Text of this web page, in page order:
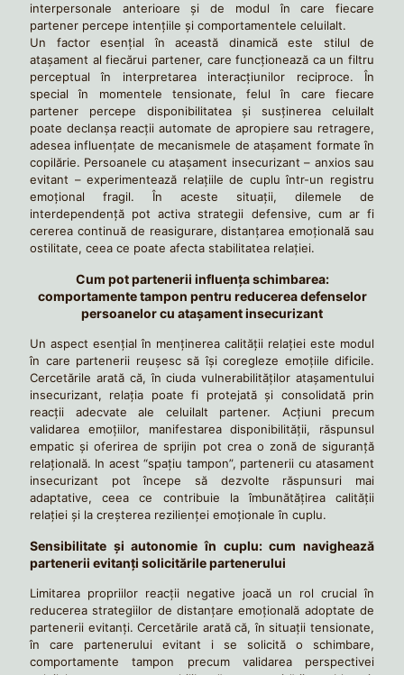
interpersonale anterioare și de modul în care fiecare
partener percepe intențiile și comportamentele celuilalt.
Un factor esențial în această dinamică este stilul de
atașament al fiecărui partener, care funcționează ca un filtru
perceptual în interpretarea interacțiunilor reciproce. În
special în momentele tensionate, felul în care fiecare
partener percepe disponibilitatea și susținerea celuilalt
poate declanșa reacții automate de apropiere sau retragere,
adesea influențate de mecanismele de atașament formate în
copilărie. Persoanele cu atașament insecurizant – anxios sau
evitant – experimentează relațiile de cuplu într-un registru
emoțional fragil. În aceste situații, dilemele de
interdependență pot activa strategii defensive, cum ar fi
cererea continuă de reasigurare, distanțarea emoțională sau
ostilitate, ceea ce poate afecta stabilitatea relației.
Cum pot partenerii influența schimbarea:
comportamente tampon pentru reducerea defenselor
persoanelor cu atașament insecurizant
Un aspect esențial în menținerea calității relației este modul
în care partenerii reușesc să îşi coregleze emoțiile dificile.
Cercetările arată că, în ciuda vulnerabilităților atașamentului
insecurizant, relația poate fi protejată și consolidată prin
reacții adecvate ale celuilalt partener. Acțiuni precum
validarea emoțiilor, manifestarea disponibilității, răspunsul
empatic și oferirea de sprijin pot crea o zonă de siguranță
relațională. In acest “spațiu tampon”, partenerii cu atasament
insecurizant pot începe să dezvolte răspunsuri mai
adaptative, ceea ce contribuie la îmbunătățirea calității
relației și la creșterea rezilienței emoționale în cuplu.
Sensibilitate și autonomie în cuplu: cum navighează
partenerii evitanţi solicitările partenerului
Limitarea propriilor reacții negative joacă un rol crucial în
reducerea strategiilor de distanțare emoțională adoptate de
partenerii evitanţi. Cercetările arată că, în situații tensionate,
în care partenerului evitant i se solicită o schimbare,
comportamente tampon precum validarea perspectivei